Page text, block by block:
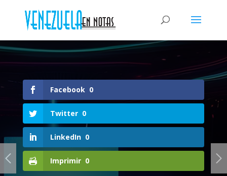
Facebook 0
Twitter 0
LinkedIn 0
Imprimir 0